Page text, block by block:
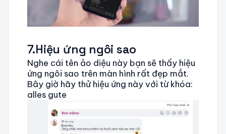
7.Hiệu ứng ngôi sao
Nghe cái tên ảo diệu này bạn sẽ thấy hiệu
ứng ngôi sao trên màn hình rất đẹp mắt.
Bây giờ hãy thử hiệu ứng này với từ khóa:
alles gute